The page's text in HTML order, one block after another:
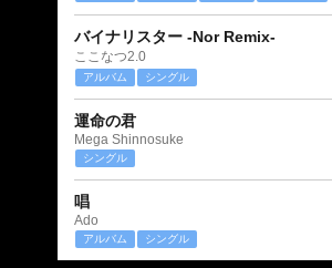
バイナリスター -Nor Remix-
ここなつ2.0
アルバム シングル
運命の君
Mega Shinnosuke
シングル
唱
Ado
アルバム シングル